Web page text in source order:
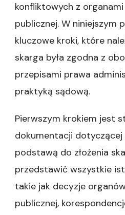
konfliktowych z
publicznej. W niniejszym
kluczowe kroki, które
skarga była zgodna z
przepisami prawa
praktyką sądową.
Pierwszym krokiem jest
dokumentacji
podstawą do złożenia
przedstawić wszystkie
takie jak decyzje
publicznej,